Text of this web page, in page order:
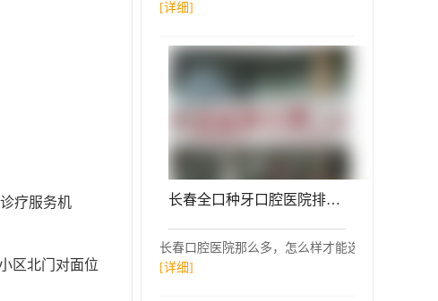
疗服务机
区北门对面位
[详细]
长春全口种牙口腔医院排名前十名单公布，吉林惠鑫爱口腔(种植总院)实力口碑值得期待！
长春口腔医院那么多，怎么样才能选择一家全口
[详细]